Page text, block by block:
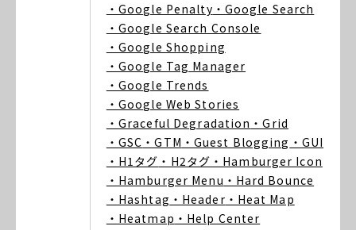
・Google Penalty ・Google Search
・Google Search Console
・Google Shopping
・Google Tag Manager
・Google Trends
・Google Web Stories
・Graceful Degradation ・Grid
・GSC ・GTM ・Guest Blogging ・GUI
・H1タグ ・H2タグ ・Hamburger Icon
・Hamburger Menu ・Hard Bounce
・Hashtag ・Header ・Heat Map
・Heatmap ・Help Center